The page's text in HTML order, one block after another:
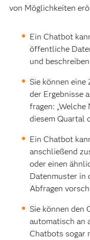
von Möglichkeiten
Ein Chatbot
öffentliche
und
Sie können
der Ergebnisse
fragen: „Welche
diesem Quartal
Ein Chatbot
anschließend
oder einen
Datenmuster in
Abfragen
Sie können den
automatisch an
Chatbots sogar